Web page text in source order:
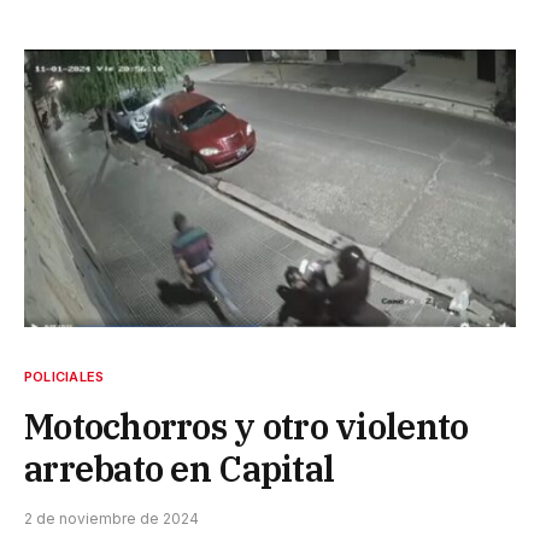
POLICIALES
Motochorros y otro violento
arrebato en Capital
2 de noviembre de 2024